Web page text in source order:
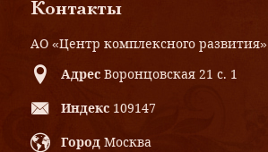
Контакты
АО «Центр комплексного развития»
Адрес Воронцовская 21 с. 1
Индекс 109147
Город Москва